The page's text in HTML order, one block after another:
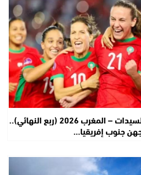
كأس أمم إفريقيا للسيدات – المغرب 2026 (ربع النهائي)..
جنوب إفريقيا…